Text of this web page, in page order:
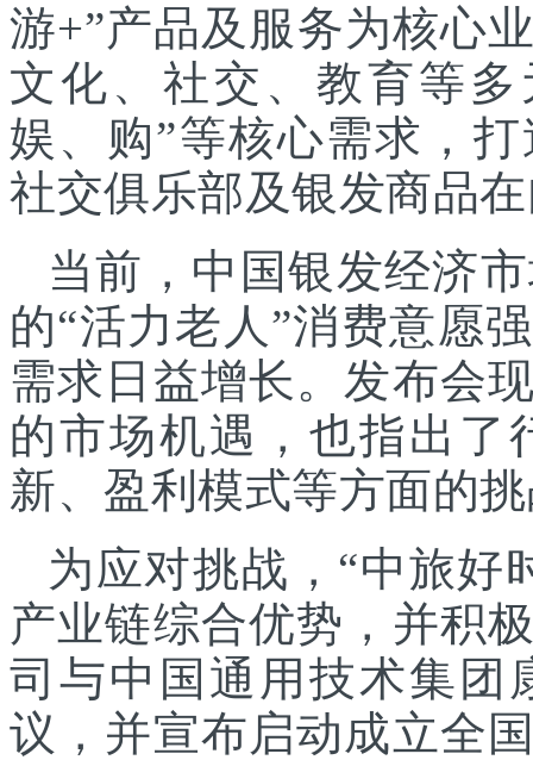
游+”产品及服务为核心
文化、社交、教育等
娱、购”等核心需求，
社交俱乐部及银发商品
当前，中国银发经济
的“活力老人”消费意愿
需求日益增长。发布会
的市场机遇，也指出了
新、盈利模式等方面的
为应对挑战，“中旅好
产业链综合优势，并积
司与中国通用技术集团
议，并宣布启动成立全